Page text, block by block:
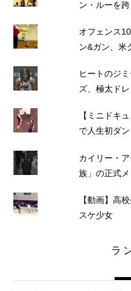
ン・ルーを
オフェンス
ン&ガン、米
ヒートのジ
ズ、極太ド
【ミニドキ
で人生初ダ
カイリー・
族」の正式
【動画】高
スケ少女
ラ